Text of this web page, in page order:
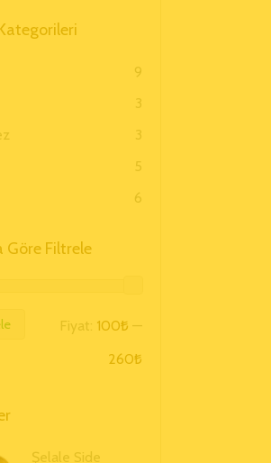
9
3
3
5
6
Göre Filtrele
Fiyat: 100₺ —
260₺
Şelale Side